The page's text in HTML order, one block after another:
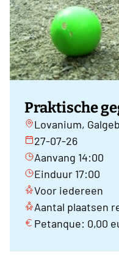
Praktische
Lovanium,
27-07-26
Aanvang 14:00
Einduur 17:00
Voor iedereen
Aantal plaatsen
Petanque: 0,00